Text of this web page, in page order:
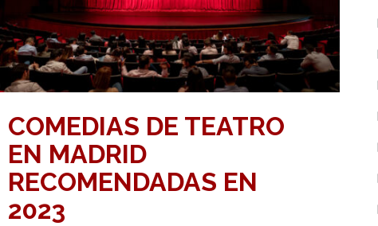
COMEDIAS DE TEATRO
EN MADRID
RECOMENDADAS EN
2023